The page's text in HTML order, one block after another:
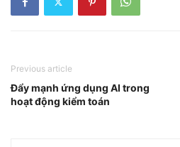
Previous article
Đẩy mạnh ứng dụng AI trong
hoạt động kiểm toán